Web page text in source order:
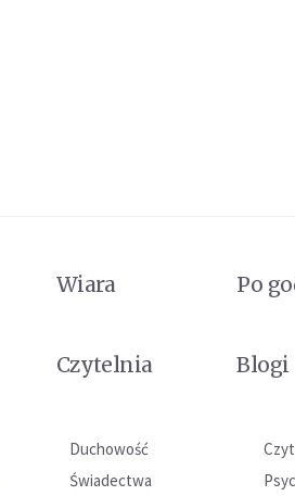
Wiara Po
Czytelnia Blogi
Duchowość
Świadectwa